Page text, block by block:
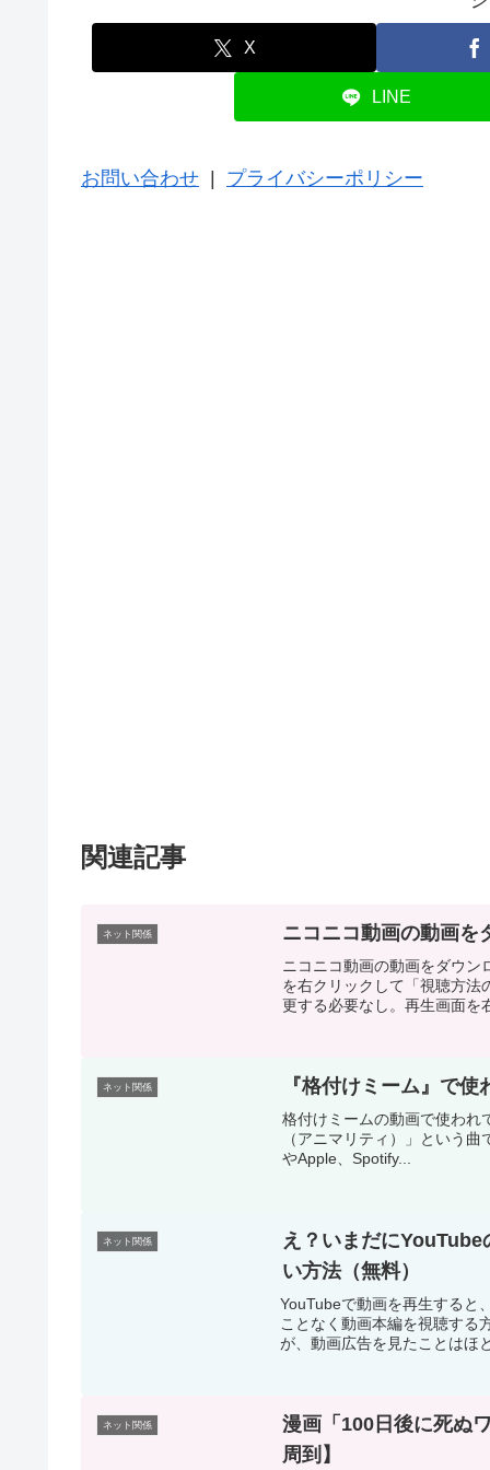
X
LINE
お問い合わせ プライバシーポリシー
関連記事
ネット関係 ニコニコ動画の動画を
ニコニコ動画の動画をダウン
を右クリックして「視聴方法
更する必要なし。再生画面を
ネット関係 『格付けミーム』で
格付けミームの動画で使われ
（アニマリティ）」という
やApple、Spotify...
ネット関係
え？いまだに
い方法（無料）
YouTubeで動画を再生すると
ことなく動画本編を視聴する
が、動画広告を見たことはほ
ネット関係
漫画「100日後に死ぬ
周到】